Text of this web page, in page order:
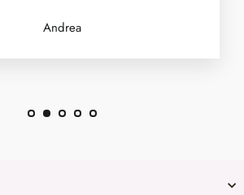
Andrea